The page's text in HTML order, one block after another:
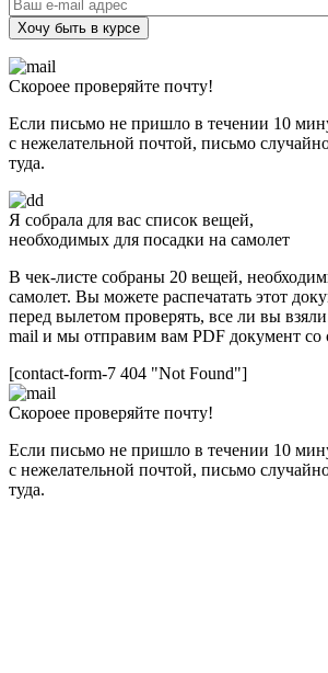
Хочу быть в курсе
Скороее проверяйте почту!
Если письмо не пришло в течении 10
с нежелательной почтой, письмо
туда.
Я собрала для вас список вещей,
необходимых для посадки на самолет
В чек-листе собраны 20 вещей,
самолет. Вы можете распечатать этот
перед вылетом проверять, все ли вы
mail и мы отправим вам PDF документ со
[contact-form-7 404 "Not Found"]
Скороее проверяйте почту!
Если письмо не пришло в течении 10
с нежелательной почтой, письмо
туда.